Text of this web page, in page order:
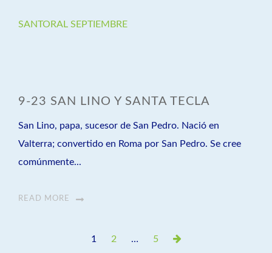
SANTORAL SEPTIEMBRE
9-23 SAN LINO Y SANTA TECLA
San Lino, papa, sucesor de San Pedro. Nació en
Valterra; convertido en Roma por San Pedro. Se cree
comúnmente...
READ MORE
PaginaciónPage
1 Page
2 … Page
5
Next